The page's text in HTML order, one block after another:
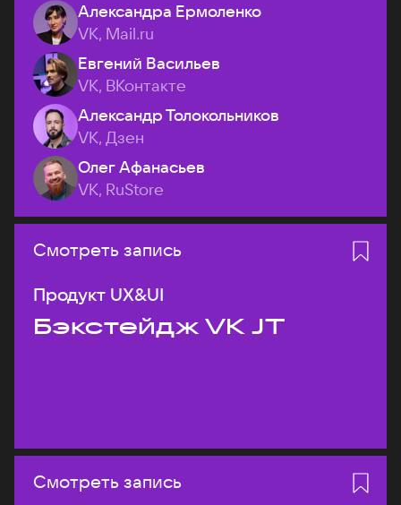
Александра Ермоленко
VK, Mail.ru
Евгений Васильев
VK, ВКонтакте
Александр Толокольников
VK, Дзен
Олег Афанасьев
VK, RuStore
Смотреть запись
Продукт UX&UI
Бэкстейдж VK JT
Смотреть запись